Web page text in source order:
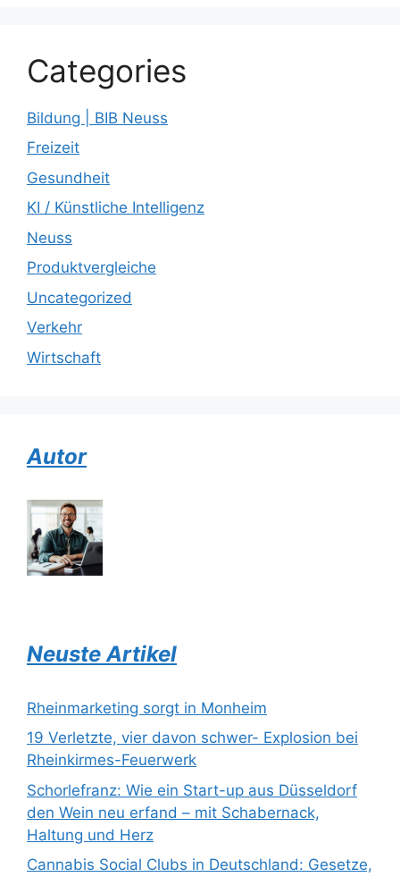
Categories
Bildung | BIB Neuss
Freizeit
Gesundheit
KI / Künstliche Intelligenz
Neuss
Produktvergleiche
Uncategorized
Verkehr
Wirtschaft
Autor
Neuste Artikel
Rheinmarketing sorgt in Monheim
19 Verletzte, vier davon schwer- Explosion bei
Rheinkirmes-Feuerwerk
Schorlefranz: Wie ein Start-up aus Düsseldorf
den Wein neu erfand – mit Schabernack,
Haltung und Herz
Cannabis Social Clubs in Deutschland: Gesetze,